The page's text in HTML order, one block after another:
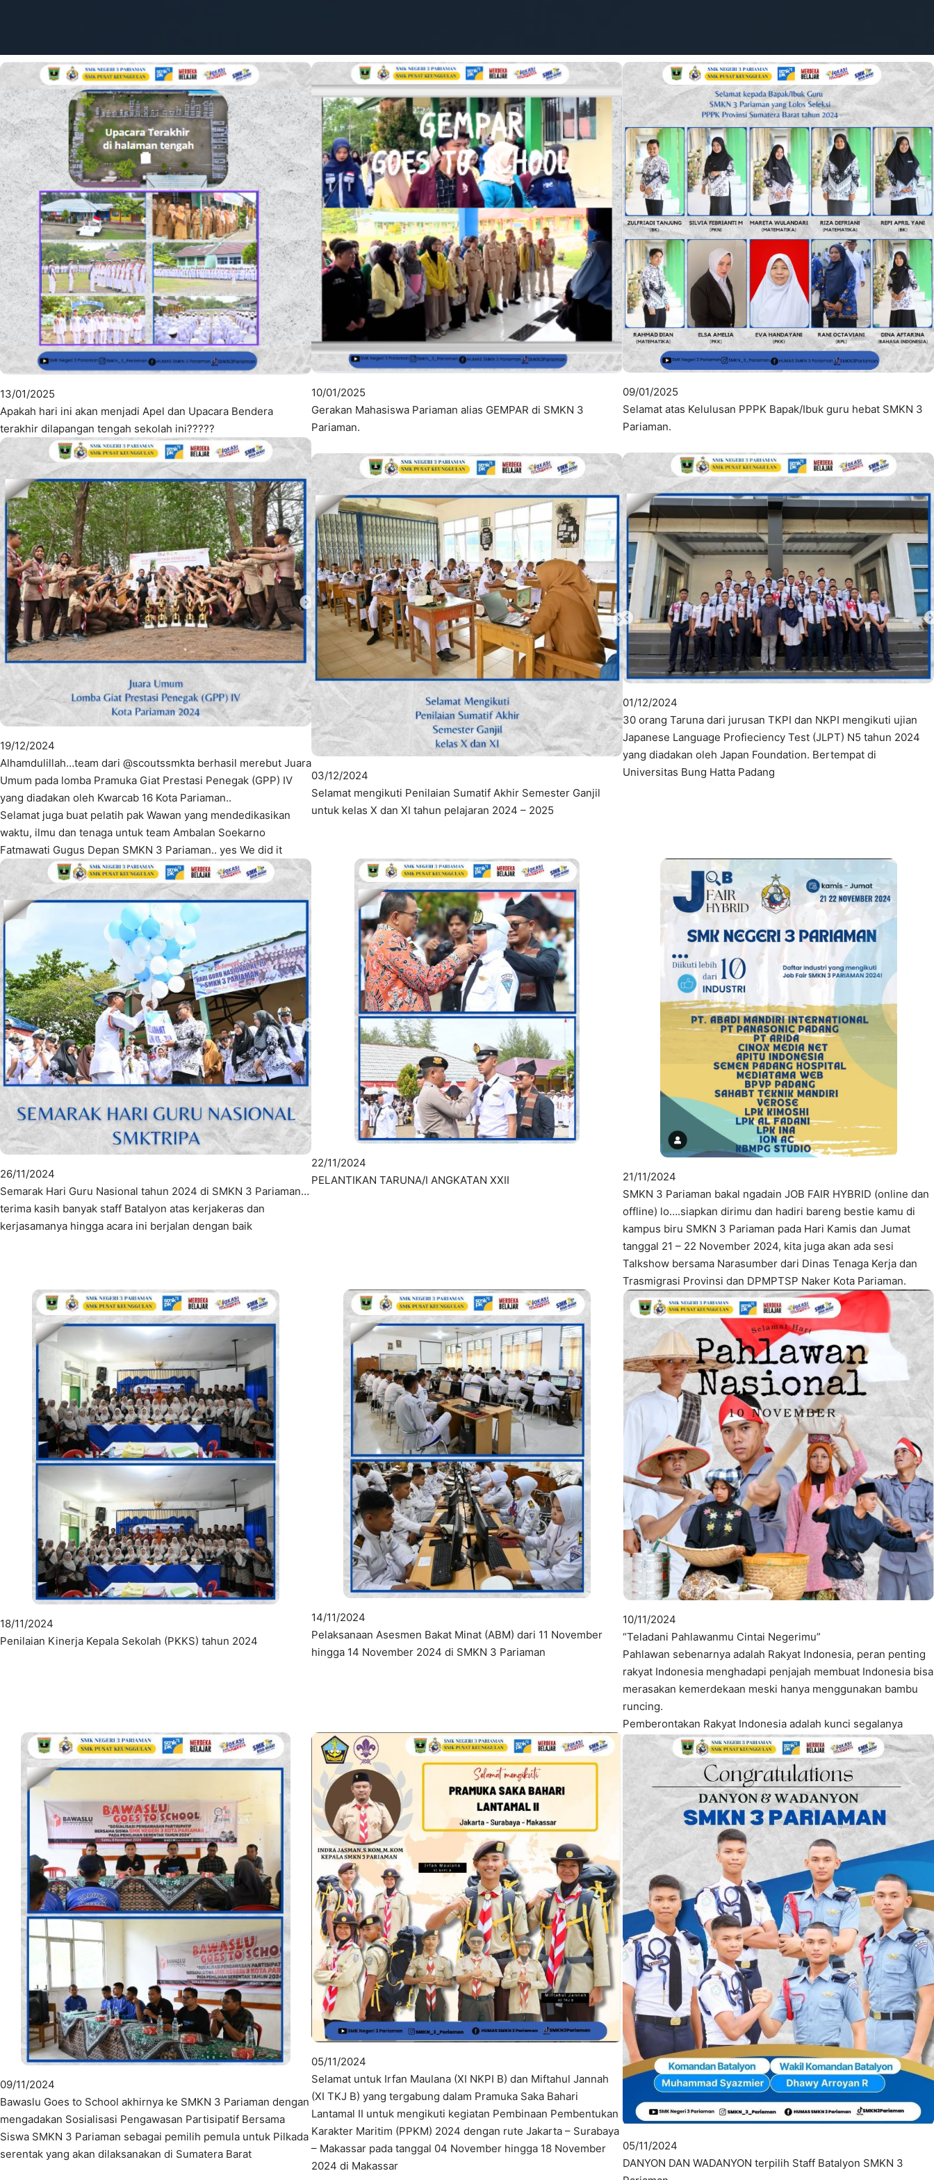
13/01/2025
Apakah hari ini akan menjadi Apel dan Upacara Bendera
terakhir dilapangan tengah sekolah ini?????
19/12/2024
Alhamdulillah…team dari @scoutssmkta berhasil merebut Juara
Umum pada lomba Pramuka Giat Prestasi Penegak (GPP) IV
yang diadakan oleh Kwarcab 16 Kota Pariaman..
Selamat juga buat pelatih pak Wawan yang mendedikasikan
waktu, ilmu dan tenaga untuk team Ambalan Soekarno
Fatmawati Gugus Depan SMKN 3 Pariaman.. yes We did it
10/01/2025
Gerakan Mahasiswa Pariaman alias GEMPAR di SMKN 3
Pariaman.
03/12/2024
Selamat mengikuti Penilaian Sumatif Akhir Semester Ganjil
untuk kelas X dan XI tahun pelajaran 2024 – 2025
09/01/2025
Selamat atas Kelulusan PPPK Bapak/Ibuk guru hebat SMKN 3
Pariaman.
01/12/2024
30 orang Taruna dari jurusan TKPI dan NKPI mengikuti ujian
Japanese Language Profieciency Test (JLPT) N5 tahun 2024
yang diadakan oleh Japan Foundation. Bertempat di
Universitas Bung Hatta Padang
26/11/2024
Semarak Hari Guru Nasional tahun 2024 di SMKN 3 Pariaman…
terima kasih banyak staff Batalyon atas kerjakeras dan
kerjasamanya hingga acara ini berjalan dengan baik
22/11/2024
PELANTIKAN TARUNA/I ANGKATAN XXII
21/11/2024
SMKN 3 Pariaman bakal ngadain JOB FAIR HYBRID (online dan
offline) lo….siapkan dirimu dan hadiri bareng bestie kamu di
kampus biru SMKN 3 Pariaman pada Hari Kamis dan Jumat
tanggal 21 – 22 November 2024, kita juga akan ada sesi
Talkshow bersama Narasumber dari Dinas Tenaga Kerja dan
Trasmigrasi Provinsi dan DPMPTSP Naker Kota Pariaman.
18/11/2024
Penilaian Kinerja Kepala Sekolah (PKKS) tahun 2024
14/11/2024
Pelaksanaan Asesmen Bakat Minat (ABM) dari 11 November
hingga 14 November 2024 di SMKN 3 Pariaman
10/11/2024
“Teladani Pahlawanmu Cintai Negerimu”
Pahlawan sebenarnya adalah Rakyat Indonesia, peran penting
rakyat Indonesia menghadapi penjajah membuat Indonesia bisa
merasakan kemerdekaan meski hanya menggunakan bambu
runcing.
Pemberontakan Rakyat Indonesia adalah kunci segalanya
09/11/2024
Bawaslu Goes to School akhirnya ke SMKN 3 Pariaman dengan
mengadakan Sosialisasi Pengawasan Partisipatif Bersama
Siswa SMKN 3 Pariaman sebagai pemilih pemula untuk Pilkada
serentak yang akan dilaksanakan di Sumatera Barat
05/11/2024
Selamat untuk Irfan Maulana (XI NKPI B) dan Miftahul Jannah
(XI TKJ B) yang tergabung dalam Pramuka Saka Bahari
Lantamal II untuk mengikuti kegiatan Pembinaan Pembentukan
Karakter Maritim (PPKM) 2024 dengan rute Jakarta – Surabaya
– Makassar pada tanggal 04 November hingga 18 November
2024 di Makassar
05/11/2024
DANYON DAN WADANYON terpilih Staff Batalyon SMKN 3